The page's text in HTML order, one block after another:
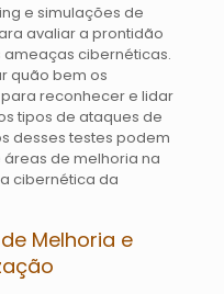
e simulações de
avaliar a prontidão
cibernéticas.
quão bem os
reconhecer e lidar
tipos de ataques de
desses testes podem
de melhoria na
cibernética da
Melhoria e